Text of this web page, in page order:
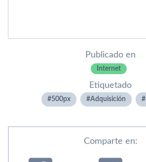
Publicado en
Internet
Etiquetado
500px Adquisición
Comparte en: